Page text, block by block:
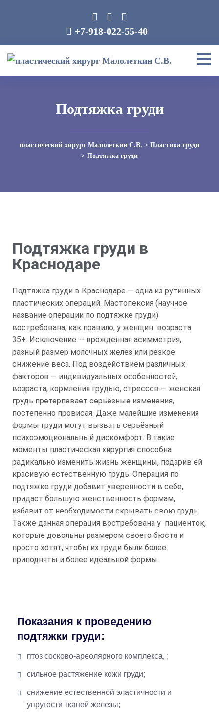
+7-918-022-55-40
Подтяжка груди
пластический хирург Малолеткин С.В. > Пластика груди
> Подтяжка груди
Подтяжка груди в
Краснодаре
Подтяжка груди в Краснодаре — одна из рутинных
пластических операций. Мастопексия (научное
название операции по подтяжке груди)
востребована, как правило, у женщин возраста
35+. Исключение — врожденная асимметрия,
разный размер молочных желез или резкое
снижение веса. Под воздействием различных
факторов — индивидуальных особенностей,
возраста, кормления грудью, стрессов — женская
грудь претерпевает серьёзные изменения,
постепенно провисая. Даже малейшие изменения
формы груди могут вызвать серьёзный
психоэмоциональный дискомфорт. В такие
моменты пластическая хирургия способна
радикально изменить жизнь женщины, подарив ей
красивую естественную грудь. Операция по
подтяжке груди добавит уверенности в себе,
придаст большую женственность формам,
избавит от необходимости скрывать свою грудь.
Также данная операция востребована у пациенток,
которые довольны размером своего бюста и
просто хотят, чтобы их груди были более
приподняты и более идеальной формы.
Показания к проведению
подтяжки груди:
птоз сосково-ареолярного комплекса, ;
сильное растяжение кожи груди;
снижение естественной эластичности и
упругости тканей железы;